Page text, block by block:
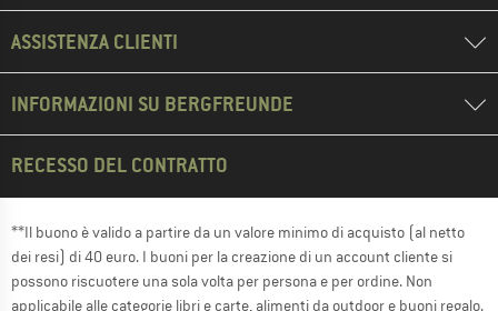
ASSISTENZA CLIENTI
INFORMAZIONI SU BERGFREUNDE
RECESSO DEL CONTRATTO
**Il buono è valido a partire da un valore minimo di acquisto (al netto
dei resi) di 40 euro. I buoni per la creazione di un account cliente si
possono riscuotere una sola volta per persona e per ordine. Non
applicabile alle categorie libri e carte, alimenti da outdoor e buoni regalo.